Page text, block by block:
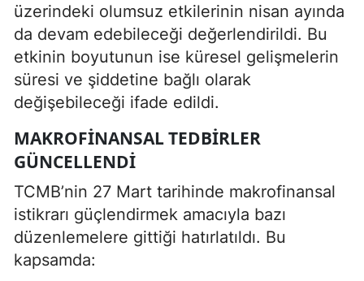
üzerindeki olumsuz etkilerinin nisan ayında
da devam edebileceği değerlendirildi. Bu
etkinin boyutunun ise küresel gelişmelerin
süresi ve şiddetine bağlı olarak
değişebileceği ifade edildi.
MAKROFINANSAL TEDBIRLER
GÜNCELLENDI
TCMB’nin 27 Mart tarihinde makrofinansal
istikrarı güçlendirmek amacıyla bazı
düzenlemelere gittiği hatırlatıldı. Bu
kapsamda: